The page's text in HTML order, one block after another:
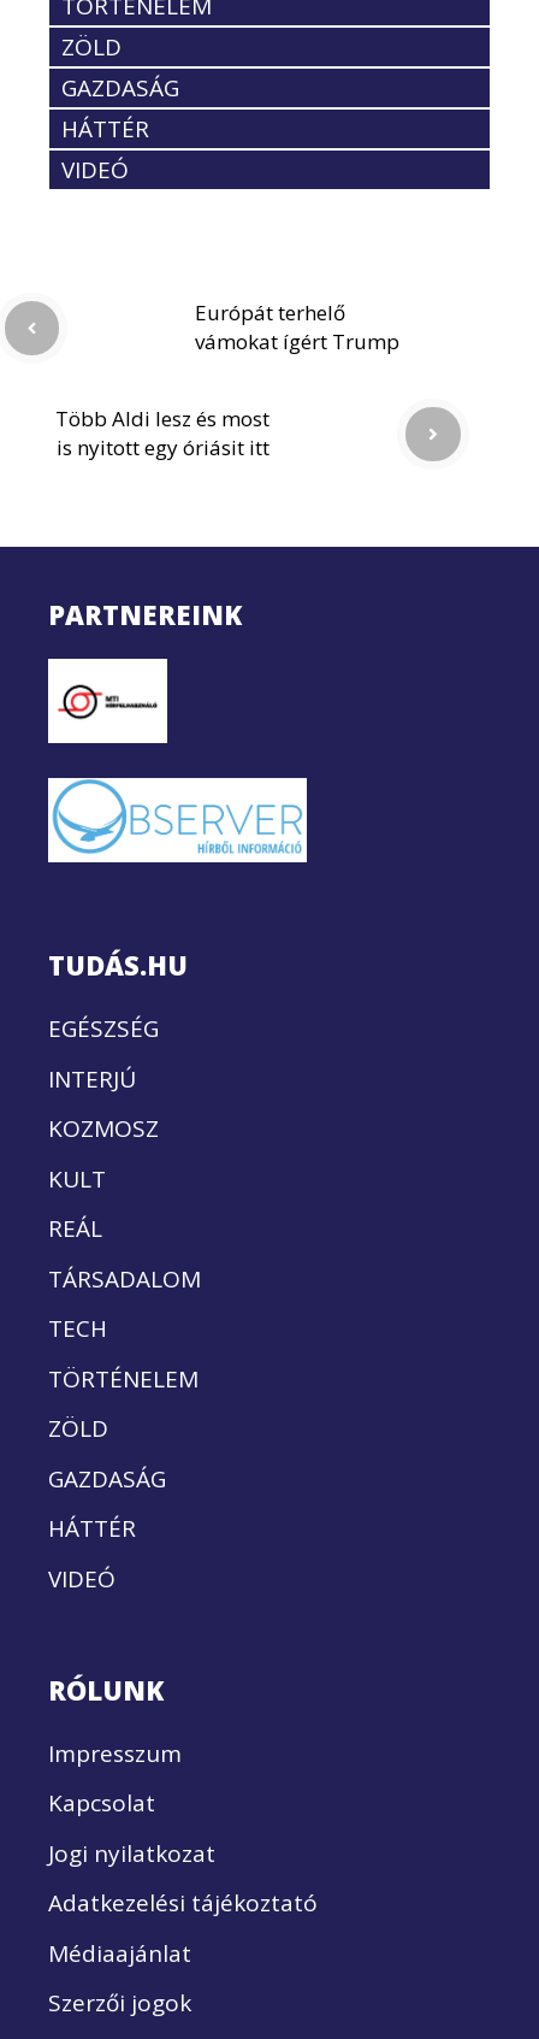
TÖRTÉNELEM
ZÖLD
GAZDASÁG
HÁTTÉR
VIDEÓ
Európát terhelő
vámokat ígért Trump
Több Aldi lesz és most
is nyitott egy óriásit itt
PARTNEREINK
TUDÁS.HU
EGÉSZSÉG
INTERJÚ
KOZMOSZ
KULT
REÁL
TÁRSADALOM
TECH
TÖRTÉNELEM
ZÖLD
GAZDASÁG
HÁTTÉR
VIDEÓ
RÓLUNK
Impresszum
Kapcsolat
Jogi nyilatkozat
Adatkezelési tájékoztató
Médiaajánlat
Szerzői jogok